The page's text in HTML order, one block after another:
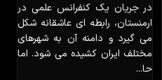
در جریان یک کنفرانس علمی در
ارمنستان، رابطه ای عاشقانه شکل
می گیرد و دامنه آن به شهرهای
مختلف ایران کشیده می شود. اما
حا...